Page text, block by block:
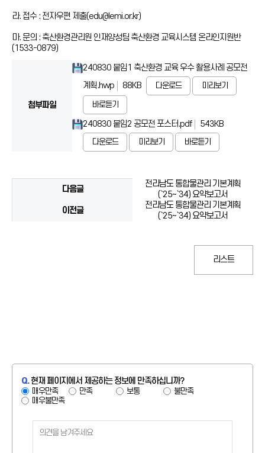
라. 접수 : 전자우편 제출(edu@lemi.or.kr)
마. 문의 : 축산환경관리원 인재양성팀 축산환경 교육시스템 온라인지원반
(1533-0879)
첨부파일
240830 붙임1 축산환경 교육 우수 활용사례 공모전
계획.hwp
88KB 다운로드 미리보기
바로듣기
240830 붙임2 공모전 포스터.pdf 543KB
다운로드 미리보기 바로듣기
다음글
전라남도 통합물관리 기본계획
(`25~`34) 요약보고서
이전글
전라남도 통합물관리 기본계획
(`25~`34) 요약보고서
리스트
Q.현재 페이지에서 제공하는 정보에 만족하십니까?
매우만족 만족 보통
불만족
매우불만족